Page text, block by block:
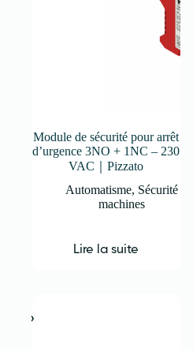
Module de sécurité pour arrêt
d’urgence 3NO + 1NC – 230
VAC｜Pizzato
Automatisme, Sécurité
machines
Lire la suite